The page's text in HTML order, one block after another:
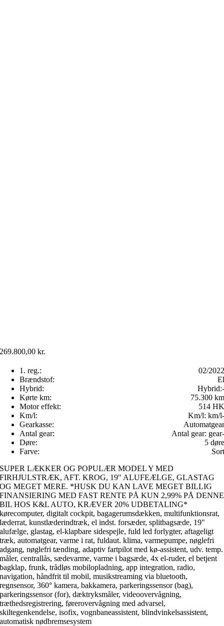
269.800,00kr.
1. reg.:
02/2022
Brændstof:
El
Hybrid:
Hybrid:-
Kørte km:
75.300 km
Motor effekt:
514 HK
Km/l:
Km/l: -
km/l
Gearkasse:
Automatgear
Antal gear:
Antal gear: -
gear
Døre:
5 døre
Farve:
Sort
SUPER LÆKKER OG POPULÆR MODEL Y MED
FIRHJULSTRÆK, AFT. KROG, 19" ALUFEÆLGE, GLASTAG
OG MEGET MERE. *HUSK DU KAN LAVE MEGET BILLIG
FINANSIERING MED FAST RENTE PÅ KUN 2,99% PÅ DENNE
BIL HOS K&L AUTO, KRÆVER 20% UDBETALING*
kørecomputer, digitalt cockpit, bagagerumsdækken, multifunktionsrat,
læderrat, kunstlæderindtræk, el indst. forsæder, splitbagsæde, 19"
alufælge, glastag, el-klapbare sidespejle, fuld led forlygter, aftageligt
træk, automatgear, varme i rat, fuldaut. klima, varmepumpe, nøglefri
adgang, nøglefri tænding, adaptiv fartpilot med kø-assistent, udv. temp.
måler, centrallås, sædevarme, varme i bagsæde, 4x el-ruder, el betjent
bagklap, frunk, trådløs mobilopladning, app integration, radio,
navigation, håndfrit til mobil, musikstreaming via bluetooth,
regnsensor, 360° kamera, bakkamera, parkeringssensor (bag),
parkeringssensor (for), dæktryksmåler, videoovervågning,
træthedsregistrering, førerovervågning med advarsel,
skiltegenkendelse, isofix, vognbaneassistent, blindvinkelsassistent,
automatisk nødbremsesystem